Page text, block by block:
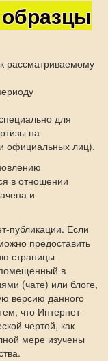
рассматриваемому
для
на
официальных лиц).
в отношении
и
Если
предоставить
страницы
помещенный в
(чате) или блоге,
версию данного
что Интернет-
чертой, как
мере изучены